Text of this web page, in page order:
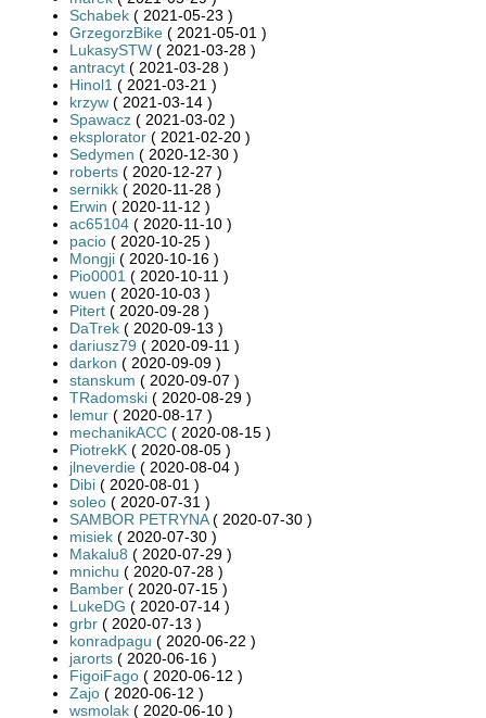
Schabek ( 2021-05-23 )
GrzegorzBike ( 2021-05-01 )
LukasySTW ( 2021-03-28 )
antracyt ( 2021-03-28 )
Hinol1 ( 2021-03-21 )
krzyw ( 2021-03-14 )
Spawacz ( 2021-03-02 )
eksplorator ( 2021-02-20 )
Sedymen ( 2020-12-30 )
roberts ( 2020-12-27 )
sernikk ( 2020-11-28 )
Erwin ( 2020-11-12 )
ac65104 ( 2020-11-10 )
pacio ( 2020-10-25 )
Mongji ( 2020-10-16 )
Pio0001 ( 2020-10-11 )
wuen ( 2020-10-03 )
Pitert ( 2020-09-28 )
DaTrek ( 2020-09-13 )
dariusz79 ( 2020-09-11 )
darkon ( 2020-09-09 )
stanskum ( 2020-09-07 )
TRadomski ( 2020-08-29 )
lemur ( 2020-08-17 )
mechanikACC ( 2020-08-15 )
PiotrekK ( 2020-08-05 )
jlneverdie ( 2020-08-04 )
Dibi ( 2020-08-01 )
soleo ( 2020-07-31 )
SAMBOR PETRYNA( 2020-07-30 )
misiek ( 2020-07-30 )
Makalu8 ( 2020-07-29 )
mnichu ( 2020-07-28 )
Bamber ( 2020-07-15 )
LukeDG ( 2020-07-14 )
grbr ( 2020-07-13 )
konradpagu ( 2020-06-22 )
jarorts ( 2020-06-16 )
FigoiFago ( 2020-06-12 )
Zajo ( 2020-06-12 )
wsmolak ( 2020-06-10 )